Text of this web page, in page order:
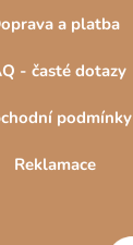
a platba
- časté dotazy
podmínky
Reklamace